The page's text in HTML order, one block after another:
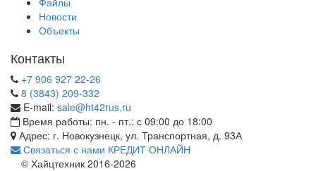
Новости
Объекты
Контакты
+7 906 927 22-26
8 (3843) 209-332
E-mail: sale@ht42rus.ru
Время работы: пн. - пт.: с 09:00 до 18:00
Адрес: г. Новокузнецк, ул. Транспортная, д. 93А
Связаться с нами КРЕДИТ ОНЛАЙН
© Хайцтехник 2016-2026